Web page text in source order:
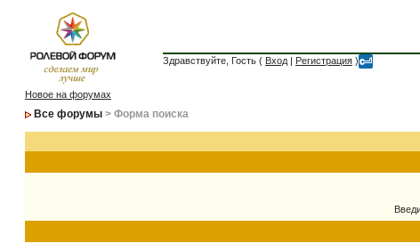
Здравствуйте, Гость ( Вход | Регистрация )
Новое на форумах
Все форумы > Форма поиска